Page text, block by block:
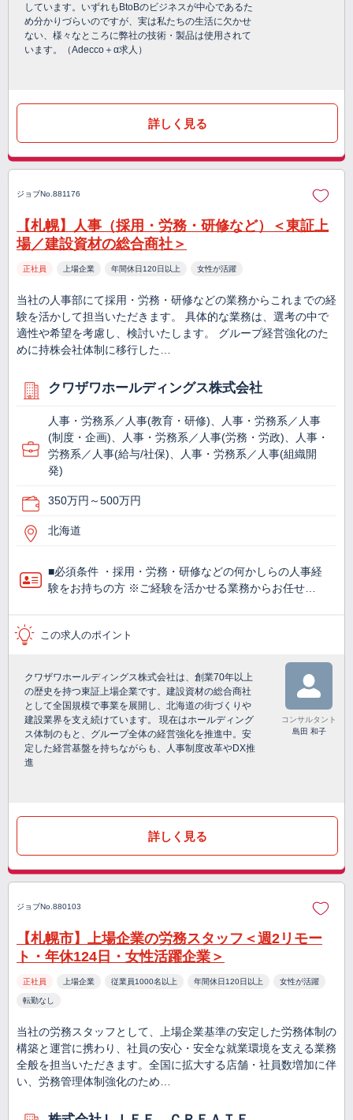
しています。いずれもBtoBのビジネスが中心であるた
め分かりづらいのですが、実は私たちの生活に欠かせ
ない、様々なところに弊社の技術・製品は使用されて
います。（Adecco＋α求人）
詳しく見る
ジョブNo.881176
【札幌】人事（採用・労務・研修など）＜東証上
場／建設資材の総合商社＞
正社員 上場企業 年間休日120日以上 女性が活躍
当社の人事部にて採用・労務・研修などの業務からこれまでの経
験を活かして担当いただきます。 具体的な業務は、選考の中で
適性や希望を考慮し、検討いたします。 グループ経営強化のた
めに持株会社体制に移行した…
クワザワホールディングス株式会社
人事・労務系／人事(教育・研修)、人事・労務系／人事
(制度・企画)、人事・労務系／人事(労務・労政)、人事・
労務系／人事(給与/社保)、人事・労務系／人事(組織開
発)
350万円～500万円
北海道
■必須条件 ・採用・労務・研修などの何かしらの人事経
験をお持ちの方 ※ご経験を活かせる業務からお任せ…
この求人のポイント
クワザワホールディングス株式会社は、創業70年以上
の歴史を持つ東証上場企業です。建設資材の総合商社
として全国規模で事業を展開し、北海道の街づくりや
建設業界を支え続けています。 現在はホールディング
ス体制のもと、グループ全体の経営強化を推進中。安
定した経営基盤を持ちながらも、人事制度改革やDX推
進
コンサルタント
島田 和子
詳しく見る
ジョブNo.880103
【札幌市】上場企業の労務スタッフ＜週2リモー
ト・年休124日・女性活躍企業＞
正社員 上場企業 従業員1000名以上 年間休日120日以上 女性が活躍
転勤なし
当社の労務スタッフとして、上場企業基準の安定した労務体制の
構築と運営に携わり、社員の安心・安全な就業環境を支える業務
全般を担当いただきます。全国に拡大する店舗・社員数増加に伴
い、労務管理体制強化のため…